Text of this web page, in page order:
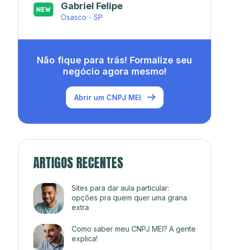
Japa’s açaí e sorveteria
Rio de Janeiro - RJ
Não fique para trás! Formalize seu
negócio agora mesmo!
Abrir um CNPJ MEI
ARTIGOS RECENTES
Sites para dar aula particular:
opções pra quem quer uma grana
extra
Como saber meu CNPJ MEI? A gente
explica!